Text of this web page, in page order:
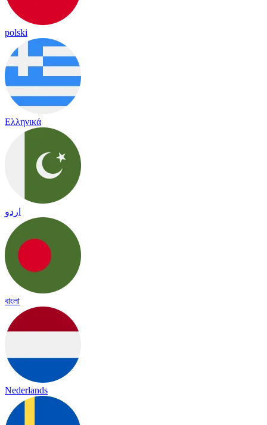
polski
Ελληνικά
اردو
বাংলা
Nederlands